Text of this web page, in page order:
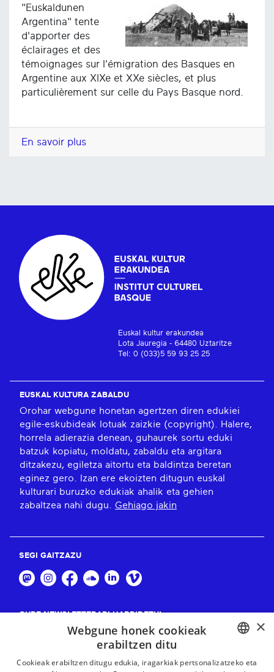
"Euskaldunen
Argentina" tente
d'apporter des
éclairages et des
témoignages sur l'émigration des Basques en
Argentine aux XIXe et XXe siècles, et plus
particulièrement sur celle du Pays Basque nord.
En savoir plus
Euskal kultur erakundea
Lota Jauregia - 64480 Uztaritze
Tel: 0 (033)5 59 93 25 25
EUSKAL KULTURA ZABALDU
Orohar webgune honetan agertzen diren edukiei
egile-eskubideak lotuak zaizkie (copyright). Halere,
horrela adierazia denean, guhaurek sortu eduki
batzuk kopiatu, moldatu, zabaldu eta argitara
ditzakezu, egiletza aitortu eta baldintza beretan
eginez gero. Izan ere ekoizten ditugun euskal
kulturari buruzko edukiak ahalik eta gehien
zabaltzea nahi dugu. Gehiago jakin
SEGI GAITZAZU
GURE NEWSLETTERARI HARPIDETU!
BASQUE
×
Webgune honek cookieak
erabiltzen ditu
Cookieak erabiltzen ditugu edukia, iragarkiak pertsonalizatzeko eta